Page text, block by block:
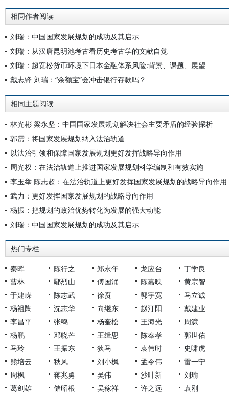
相同作者阅读
刘瑞：中国国家发展规划的成功及其启示
刘瑞：从汉唐昆明池考古看历史考古学的文献自觉
刘瑞：超宽松货币环境下日本金融体系风险:背景、课题、展望
戴志锋 刘瑞：“余额宝”会冲击银行存款吗？
相同主题阅读
林光彬 梁永坚：中国国家发展规划解决社会主要矛盾的经验探析
郭雳：将国家发展规划纳入法治轨道
以法治引领和保障国家发展规划更好发挥战略导向作用
周光权：在法治轨道上推进国家发展规划科学编制和有效实施
李玉举 陈志超：在法治轨道上更好发挥国家发展规划的战略导向作用
武力：更好发挥国家发展规划的战略导向作用
杨振：把规划的政治优势转化为发展的强大动能
刘瑞：中国国家发展规划的成功及其启示
热门专栏
秦晖 陈行之 郑永年 龙应台
丁学良
曹林
鄢烈山 傅国涌 陈嘉映
黄宗智
于建嵘
陈志武 徐贲 郭宇宽
马立诚
杨祖陶
沈志华 向继东 赵汀阳
戴建业
李昌平
张鸣 杨奎松 王海光
周濂
杨鹏
邓晓芒 王缉思 陈奉孝
郭世佑
马玲
王振东 狄马 袁伟时
史啸虎
熊培云
秋风 刘小枫 孟令伟
雷一宁
周枫
蒋兆勇 吴伟 沙叶新
刘瑜
葛剑雄
储昭根 吴稼祥 许之远
袁刚